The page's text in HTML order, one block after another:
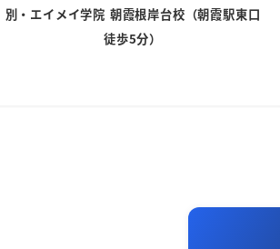
別・エイメイ学院 朝霞根岸台校（朝霞駅東口
徒歩5分）